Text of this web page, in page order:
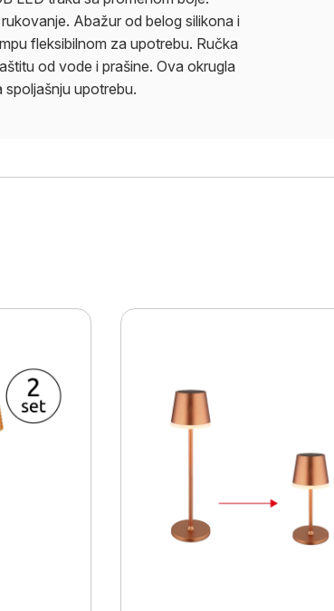
Abažur od belog silikona i
fleksibilnom za upotrebu. Ručka
od vode i prašine. Ova okrugla
spoljašnju upotrebu.